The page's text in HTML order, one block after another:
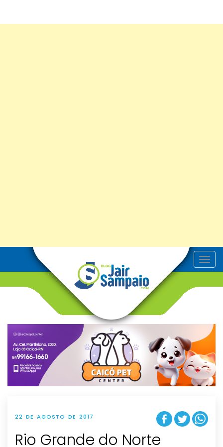
T
o
v
g
t
i
o
n
22 DE AGOSTO DE 2017
Rio Grande do Norte